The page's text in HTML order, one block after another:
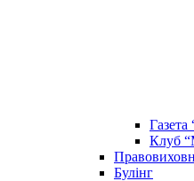
Газета
Клуб
Булінг